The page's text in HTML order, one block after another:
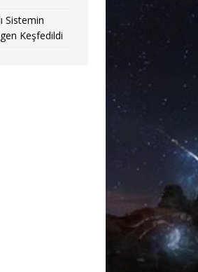
Sistemin
Keşfedildi